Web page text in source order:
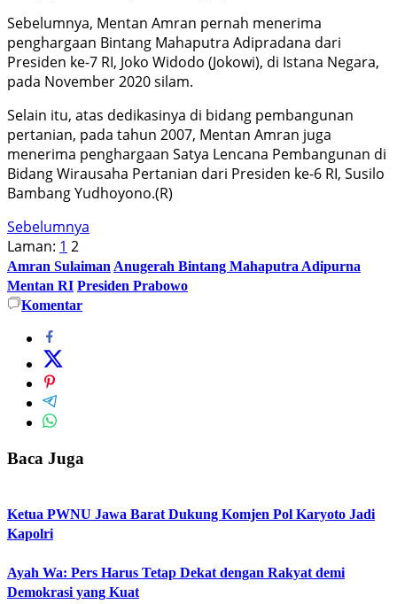
Sebelumnya, Mentan Amran pernah menerima
penghargaan Bintang Mahaputra Adipradana dari
Presiden ke-7 RI, Joko Widodo (Jokowi), di Istana Negara,
pada November 2020 silam.
Selain itu, atas dedikasinya di bidang pembangunan
pertanian, pada tahun 2007, Mentan Amran juga
menerima penghargaan Satya Lencana Pembangunan di
Bidang Wirausaha Pertanian dari Presiden ke-6 RI, Susilo
Bambang Yudhoyono.(R)
Sebelumnya
Laman: 1 2
Amran Sulaiman Anugerah Bintang Mahaputra Adipurna
Mentan RI Presiden Prabowo
Komentar
Baca Juga
Ketua PWNU Jawa Barat Dukung Komjen Pol Karyoto Jadi
Kapolri
Ayah Wa: Pers Harus Tetap Dekat dengan Rakyat demi
Demokrasi yang Kuat